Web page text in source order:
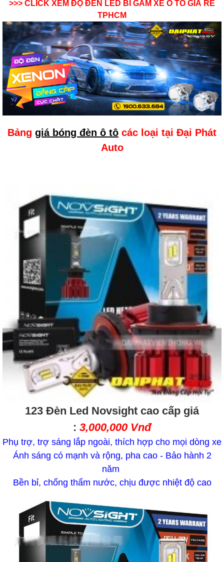
>>> CLICK XEM ĐỘ ĐÈN LED BI GẦM XE Ô TÔ GIÁ RẺ
TPHCM
Bảng giá bóng đèn ô tô các loại tại Đại Phát
Auto
123 Đèn Led Novsight cao cấp giá
: 3,000,000 Vnđ
Phụ trợ, trợ sáng lắp ngoài, thích hợp cho mọi dòng xe
Ánh sáng có mạnh và rộng, pha cao - Bảo hành 2
năm
Bền bỉ, chống thấm nước, chịu được nhiệt độ cao